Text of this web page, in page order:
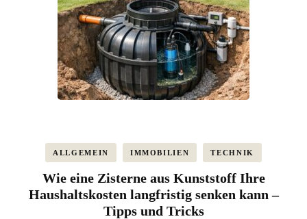
ALLGEMEIN IMMOBILIEN TECHNIK
Wie eine Zisterne aus Kunststoff Ihre
Haushaltskosten langfristig senken kann –
Tipps und Tricks